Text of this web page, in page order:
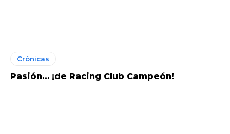
Crónicas
Pasión… ¡de Racing Club Campeón!